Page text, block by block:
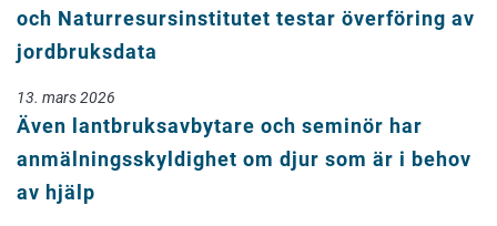
och Naturresursinstitutet testar överföring av
jordbruksdata
13. mars 2026
Även lantbruksavbytare och seminör har
anmälningsskyldighet om djur som är i behov
av hjälp